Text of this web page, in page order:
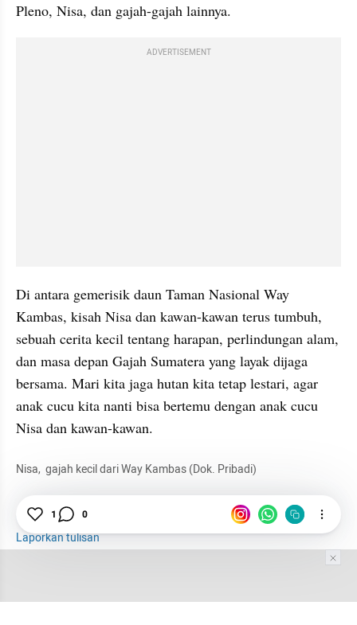
Pleno, Nisa, dan gajah-gajah lainnya.
ADVERTISEMENT
Di antara gemerisik daun Taman Nasional Way
Kambas, kisah Nisa dan kawan-kawan terus tumbuh,
sebuah cerita kecil tentang harapan, perlindungan alam,
dan masa depan Gajah Sumatera yang layak dijaga
bersama. Mari kita jaga hutan kita tetap lestari, agar
anak cucu kita nanti bisa bertemu dengan anak cucu
Nisa dan kawan-kawan.
Nisa,  gajah kecil dari Way Kambas (Dok. Pribadi)
Weekend Seru Konservasi
Gajah
Laporkan tulisan
1 0